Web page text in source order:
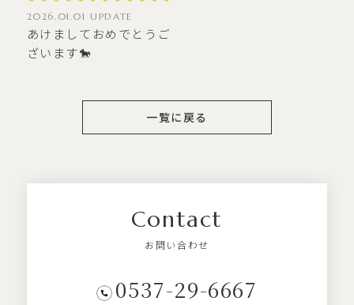
2026.01.01 UPDATE
あけましておめでとうご
ざいます🐎
一覧に戻る
Contact
お問い合わせ
0537-29-6667